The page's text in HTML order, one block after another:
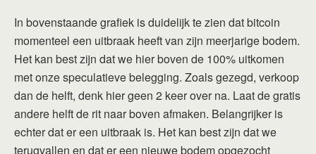
In bovenstaande grafiek is duidelijk te zien dat bitcoin
momenteel een uitbraak heeft van zijn meerjarige bodem.
Het kan best zijn dat we hier boven de 100% uitkomen
met onze speculatieve belegging. Zoals gezegd, verkoop
dan de helft, denk hier geen 2 keer over na. Laat de gratis
andere helft de rit naar boven afmaken. Belangrijker is
echter dat er een uitbraak is. Het kan best zijn dat we
terugvallen en dat er een nieuwe bodem opgezocht